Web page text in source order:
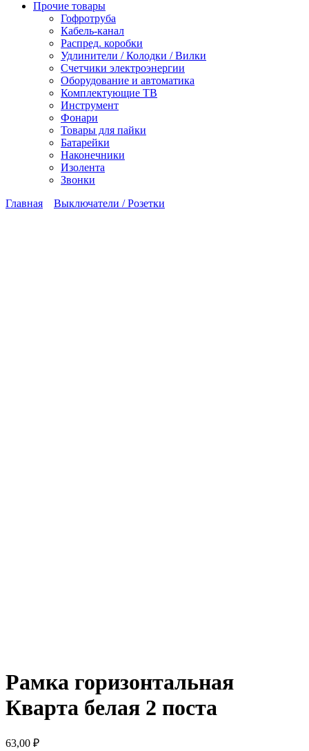
Прочие товары
Гофротруба
Кабель-канал
Распред. коробки
Удлинители / Колодки / Вилки
Счетчики электроэнергии
Оборудование и автоматика
Комплектующие ТВ
Инструмент
Фонари
Товары для пайки
Батарейки
Наконечники
Изолента
Звонки
Главная
Выключатели / Розетки
Рамка горизонтальная
Кварта белая 2 поста
63,00 ₽